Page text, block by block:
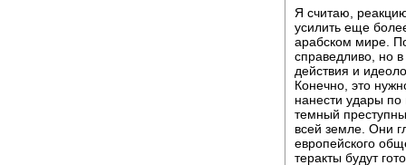
Я считаю,
усилить еще
арабском мире.
справедливо, но
действия и
Конечно, это
нанести удары по
темный
всей земле. Они
европейского
теракты будут